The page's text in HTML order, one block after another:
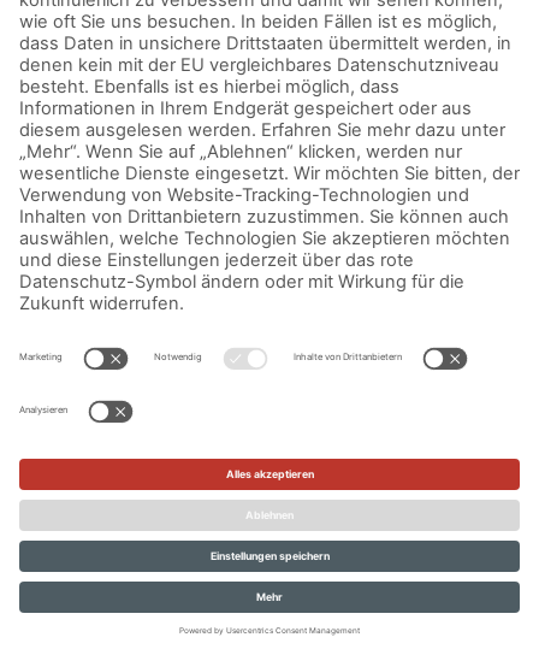
IMPRESSUM DATENSCHUTZERKLÄRUNG AGB KONTAKT
© Aurora Mühlen GmbH - Trettaustraße 49 – D-21107 Hamburg